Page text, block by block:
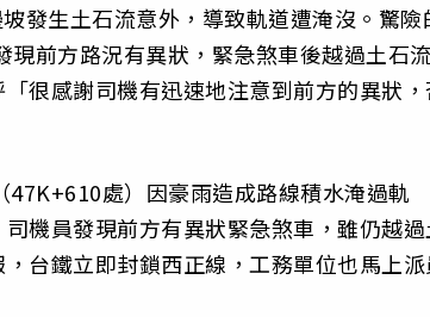
發生土石流意外，導致軌道遭淹沒。驚險
前方路況有異狀，緊急煞車後越過土石
很感謝司機有迅速地注意到前方的異狀
處）因豪雨造成路線積水淹過軌
機員發現前方有異狀緊急煞車，雖仍越
台鐵立即封鎖西正線，工務單位也馬上